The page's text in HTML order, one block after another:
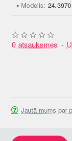
Modelis: 24.3970
0 atsauksmes -
Jautā mums par